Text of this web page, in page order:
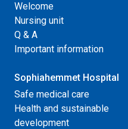
Welcome
Nursing unit
Q & A
Important information
Sophiahemmet Hospital
Safe medical care
Health and sustainable
development